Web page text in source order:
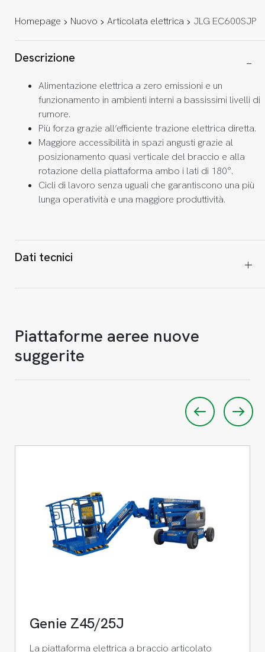
Homepage Nuovo Articolata elettrica JLG EC600SJP
Descrizione
Alimentazione elettrica a zero emissioni e un
funzionamento in ambienti interni a bassissimi livelli di
rumore.
Più forza grazie all’efficiente trazione elettrica diretta.
Maggiore accessibilità in spazi angusti grazie al
posizionamento quasi verticale del braccio e alla
rotazione della piattaforma ambo i lati di 180°.
Cicli di lavoro senza uguali che garantiscono una più
lunga operatività e una maggiore produttività.
Dati tecnici
Piattaforme aeree nuove
suggerite
Genie Z45/25J
La piattaforma elettrica a braccio articolato